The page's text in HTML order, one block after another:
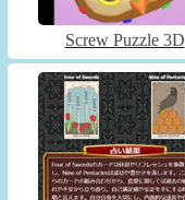
Screw Puzzle 3D